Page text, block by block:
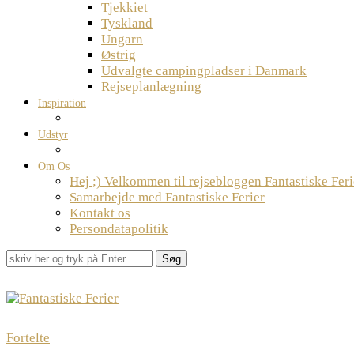
Tjekkiet
Tyskland
Ungarn
Østrig
Udvalgte campingpladser i Danmark
Rejseplanlægning
Inspiration
Udstyr
Om Os
Hej ;) Velkommen til rejsebloggen Fantastiske
Samarbejde med Fantastiske Ferier
Kontakt os
Persondatapolitik
Søg
Fortelte